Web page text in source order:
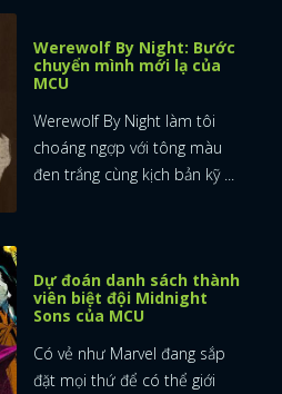
Werewolf By Night: Bước
chuyển mình mới lạ của
MCU
Werewolf By Night làm tôi
choáng ngợp với tông màu
đen trắng cùng kịch bản kỹ ...
Dự đoán danh sách thành
viên biệt đội Midnight
Sons của MCU
Có vẻ như Marvel đang sắp
đặt mọi thứ để có thể giới